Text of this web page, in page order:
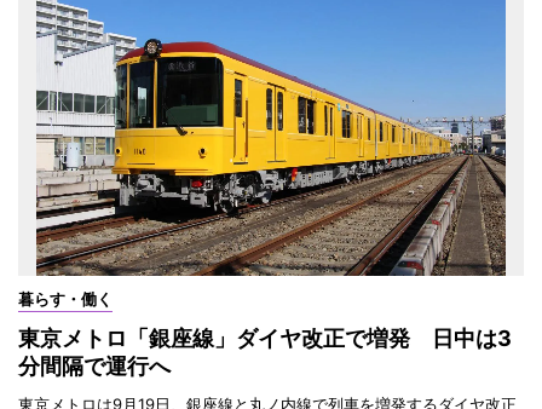
暮らす・働く
東京メトロ「銀座線」ダイヤ改正で増発 日中は3
分間隔で運行へ
東京メトロは9月19日、銀座線と丸ノ内線で列車を増発するダイヤ改正